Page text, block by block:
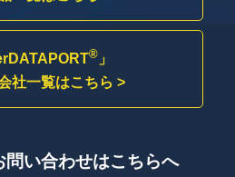
®」
社一覧はこちら >
問い合わせはこちらへ